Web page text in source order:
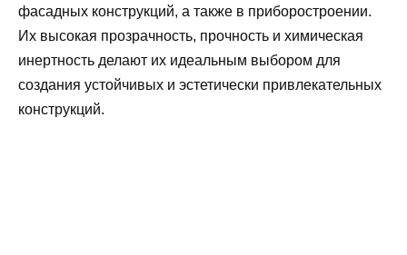
фасадных конструкций, а также в приборостроении.
Их высокая прозрачность, прочность и химическая
инертность делают их идеальным выбором для
создания устойчивых и эстетически привлекательных
конструкций.